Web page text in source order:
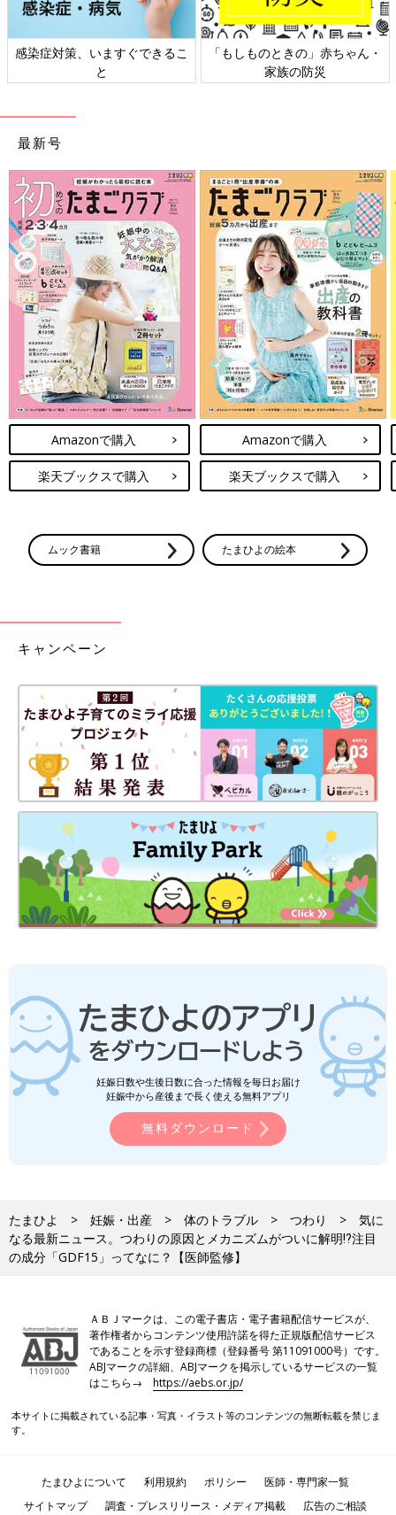
ますぐできるこ
「もしものときの」赤ちゃん・
日本外来小
最新号
Amazonで購入
楽天ブックスで購入
Amazonで購入
楽天ブックスで購入
ムック書籍 たまひよの絵本
キャンペーン
妊娠日数や生後日数に合った情報を毎日お届け
妊娠中から産後まで長く使える無料アプリ
無料ダウンロード
たまひよ 妊娠・出産 体のトラブル つわり
気に
なる最新ニュース。つわりの原因とメカニズムがついに解明⁉注目
の成分「GDF15」ってなに？【医師監修】
ＡＢＪマークは、この電子書店・電子書籍配信サービスが、
著作権者からコンテンツ使用許諾を得た正規版配信サービス
であることを示す登録商標（登録番号 第11091000号）です。
ABJマークの詳細、ABJマークを掲示しているサービスの一覧
はこちら→https://aebs.or.jp/
本サイトに掲載されている記事・写真・イラスト等のコンテンツの無断転載を禁じま
す。
たまひよについて 利用規約 ポリシー
医師・専門家一覧
サイトマップ
調査・プレスリリース・メディア掲載 広告のご相談